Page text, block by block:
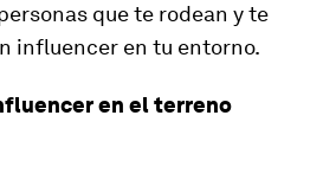
que te rodean y te
influencer en tu entorno.
en el terreno